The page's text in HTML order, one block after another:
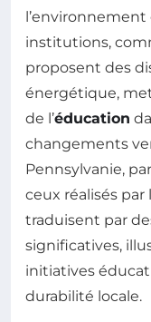
l’environnement
institutions,
proposent des
énergétique,
de l’éducation
changements
Pennsylvanie,
ceux réalisés par
traduisent par
significatives,
initiatives
durabilité locale.